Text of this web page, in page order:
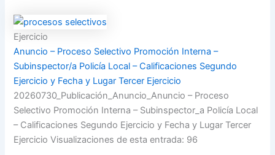
Ejercicio
Anuncio – Proceso Selectivo Promoción Interna –
Subinspector/a Policía Local – Calificaciones Segundo
Ejercicio y Fecha y Lugar Tercer Ejercicio
20260730_Publicación_Anuncio_Anuncio – Proceso
Selectivo Promoción Interna – Subinspector_a Policía Local
– Calificaciones Segundo Ejercicio y Fecha y Lugar Tercer
Ejercicio Visualizaciones de esta entrada: 96